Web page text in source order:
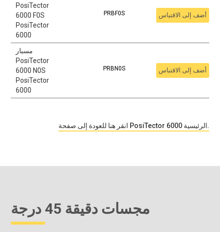
PosiTector
6000 F0S
PosiTector
6000
PRBF0S أضف إلى الاقتباس
مسبار
PosiTector
6000 N0S
PosiTector
6000
PRBN0S أضف إلى الاقتباس
انقر هنا للعودة إلى صفحة PosiTector 6000 الرئيسية.
مجسات دقيقة 45 درجة